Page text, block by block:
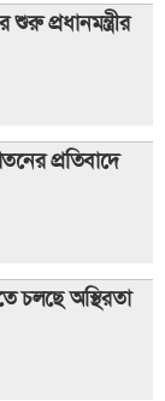
প্রধানমন্ত্রীর
প্রতিবাদে
চলছে অস্থিরতা